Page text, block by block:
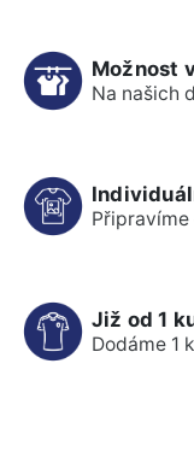
Možnost
Na našich
Již od 1
Dodáme 1